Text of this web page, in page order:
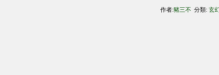
作者:豬三不 分類: 玄